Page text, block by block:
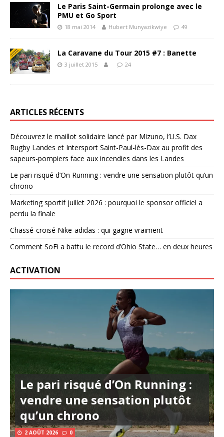
Le Paris Saint-Germain prolonge avec le
PMU et Go Sport
18 mai 2014 Hubert Munyazikwiye 49
La Caravane du Tour 2015 #7 : Banette
3 juillet 2015 24
ARTICLES RÉCENTS
Découvrez le maillot solidaire lancé par Mizuno, l’U.S. Dax
Rugby Landes et Intersport Saint-Paul-lès-Dax au profit des
sapeurs-pompiers face aux incendies dans les Landes
Le pari risqué d’On Running : vendre une sensation plutôt qu’un
chrono
Marketing sportif juillet 2026 : pourquoi le sponsor officiel a
perdu la finale
Chassé-croisé Nike-adidas : qui gagne vraiment
Comment SoFi a battu le record d’Ohio State… en deux heures
ACTIVATION
Le pari risqué d’On Running :
vendre une sensation plutôt
qu’un chrono
2 AOÛT 2026 0